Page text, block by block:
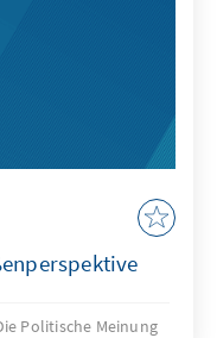
Politische Meinung